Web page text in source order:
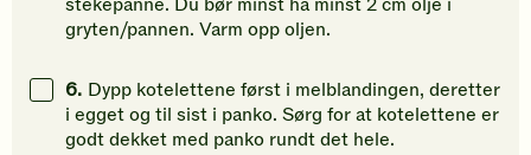
gryten/pannen. Varm opp oljen.
6. Dypp kotelettene først i melblandingen, deretter
i egget og til sist i panko. Sørg for at kotelettene er
godt dekket med panko rundt det hele.